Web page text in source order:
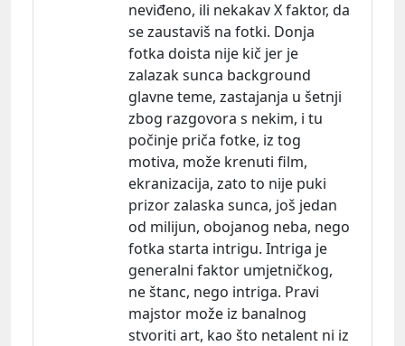
neviđeno, ili nekakav X faktor, da
se zaustaviš na fotki. Donja
fotka doista nije kič jer je
zalazak sunca background
glavne teme, zastajanja u šetnji
zbog razgovora s nekim, i tu
počinje priča fotke, iz tog
motiva, može krenuti film,
ekranizacija, zato to nije puki
prizor zalaska sunca, još jedan
od milijun, obojanog neba, nego
fotka starta intrigu. Intriga je
generalni faktor umjetničkog,
ne štanc, nego intriga. Pravi
majstor može iz banalnog
stvoriti art, kao što netalent ni iz